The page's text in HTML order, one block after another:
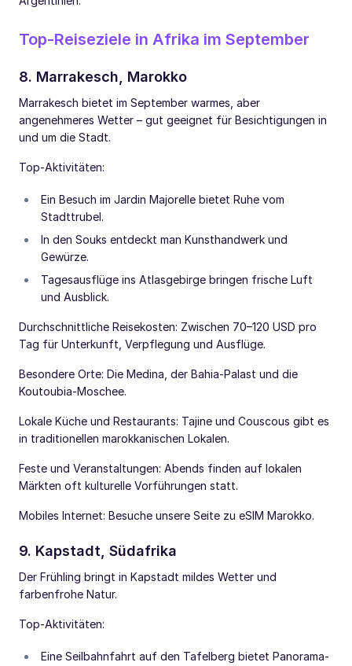
Top-Reiseziele in Afrika im September
8. Marrakesch, Marokko
Marrakesch bietet im September warmes, aber
angenehmeres Wetter – gut geeignet für Besichtigungen in
und um die Stadt.
Top-Aktivitäten:
Ein Besuch im Jardin Majorelle bietet Ruhe vom
Stadttrubel.
In den Souks entdeckt man Kunsthandwerk und
Gewürze.
Tagesausflüge ins Atlasgebirge bringen frische Luft
und Ausblick.
Durchschnittliche Reisekosten: Zwischen 70–120 USD pro
Tag für Unterkunft, Verpflegung und Ausflüge.
Besondere Orte: Die Medina, der Bahia-Palast und die
Koutoubia-Moschee.
Lokale Küche und Restaurants: Tajine und Couscous gibt es
in traditionellen marokkanischen Lokalen.
Feste und Veranstaltungen: Abends finden auf lokalen
Märkten oft kulturelle Vorführungen statt.
Mobiles Internet: Besuche unsere Seite zu eSIM Marokko.
9. Kapstadt, Südafrika
Der Frühling bringt in Kapstadt mildes Wetter und
farbenfrohe Natur.
Top-Aktivitäten:
Eine Seilbahnfahrt auf den Tafelberg bietet Panorama-